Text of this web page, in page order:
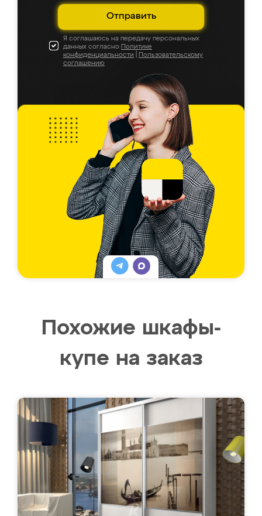
Отправить
Я соглашаюсь на передачу персональных
данных согласно Политике
конфиденциальности
Пользовательскому
соглашению
Похожие шкафы-
купе на заказ